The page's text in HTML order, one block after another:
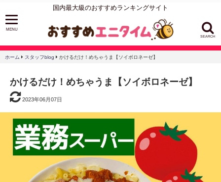
国内最大級のおすすめランキングサイト
SEARCH
ホーム スタッフblog かけるだけ！めちゃうま【ソイボロネーゼ】
かけるだけ！めちゃうま【ソイボロネーゼ】
2023年06月07日